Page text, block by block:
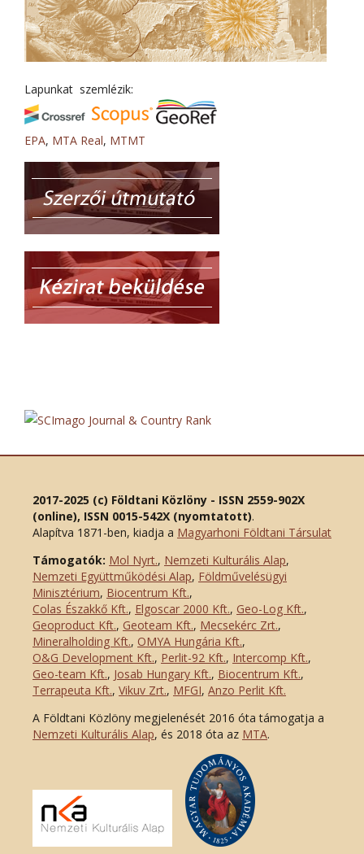
Lapunkat szemlézik:
EPA, MTA Real, MTMT
2017-2025 (c) Földtani Közlöny - ISSN 2559-902X
(online), ISSN 0015-542X (nyomtatott).
Alapítva 1871-ben, kiadja a Magyarhoni Földtani Társulat
Támogatók: Mol Nyrt., Nemzeti Kulturális Alap,
Nemzeti Együttműködési Alap, Földművelésügyi
Minisztérium, Biocentrum Kft.,
Colas Északkő Kft., Elgoscar 2000 Kft., Geo-Log Kft.,
Geoproduct Kft., Geoteam Kft., Mecsekérc Zrt.,
Mineralholding Kft., OMYA Hungária Kft.,
O&G Development Kft., Perlit-92 Kft., Intercomp Kft.,
Geo-team Kft., Josab Hungary Kft., Biocentrum Kft.,
Terrapeuta Kft., Vikuv Zrt., MFGI, Anzo Perlit Kft.
A Földtani Közlöny megjelenését 2016 óta támogatja a
Nemzeti Kulturális Alap, és 2018 óta az MTA.